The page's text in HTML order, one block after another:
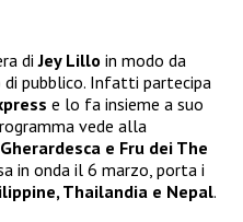
diJey Lillo in modo da
pubblico. Infatti partecipa
e lo fa insieme a suo
vede alla
e Fru dei The
in onda il 6 marzo, porta i
Thailandia e Nepal.